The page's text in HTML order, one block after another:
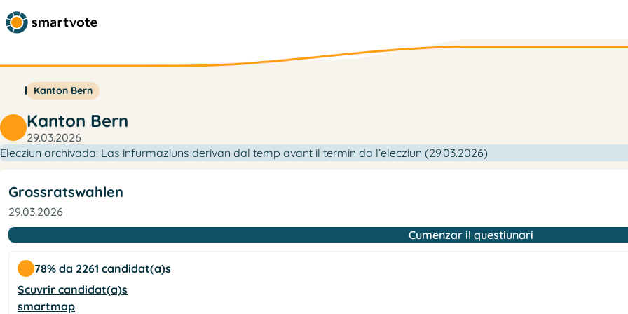
Kanton Bern
Kanton Bern
29.03.2026
Elecziun archivada: Las infurmaziuns derivan dal temp avant il termin da l’elecziun (29.03.2026)
Grossratswahlen
29.03.2026
Cumenzar il questiunari
78% da 2261 candidat(a)s
Scuvrir candidat(a)s
smartmap